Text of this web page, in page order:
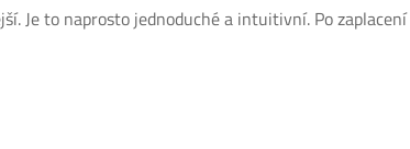
Je to naprosto jednoduché a intuitivní. Po